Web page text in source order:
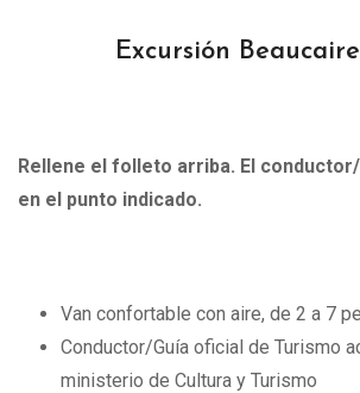
Excursión Beaucaire
Rellene el folleto arriba. El
en el punto indicado.
Van confortable con aire, de 2 a 7
Conductor/Guía oficial de Turismo
ministerio de Cultura y Turismo